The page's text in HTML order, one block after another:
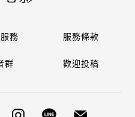
務 服務條款
群 歡迎投稿